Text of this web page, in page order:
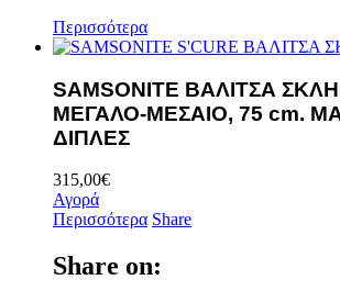
Περισσότερα
SAMSONITE ΒΑΛΙΤΣΑ
ΜΕΓΑΛΟ-ΜΕΣΑΙΟ, 75 cm.
ΔΙΠΛΕΣ
315,00€
Αγορά
Περισσότερα Share
Share on: